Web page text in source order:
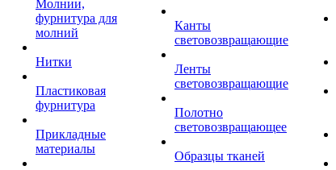
Молнии,
фурнитура для
молний
Нитки
Пластиковая
фурнитура
Прикладные
материалы
Канты
световозвращающие
Ленты
световозвращающие
Полотно
световозвращающее
Образцы тканей